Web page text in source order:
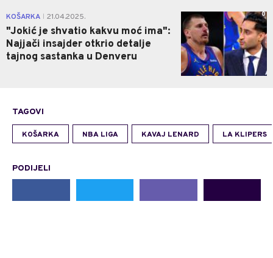
KOŠARKA 21.04.2025.
"Jokić je shvatio kakvu moć ima":
Najjači insajder otkrio detalje
tajnog sastanka u Denveru
0
TAGOVI
KOŠARKA NBA LIGA KAVAJ LENARD LA KLIPERS
PODIJELI